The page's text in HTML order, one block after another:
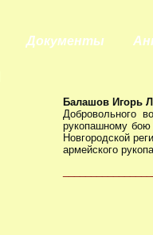
Документы
Балашов Игорь
Добровольного
рукопашному
Новгородской
армейского